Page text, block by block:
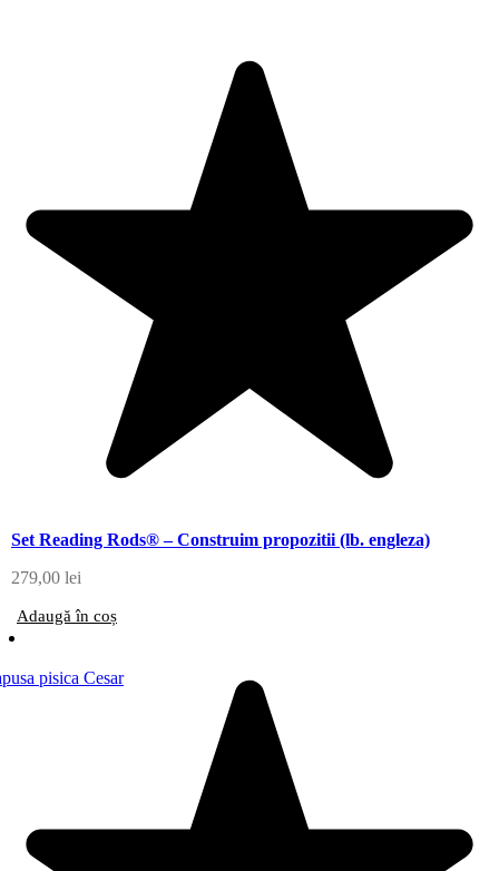
Set Reading Rods® – Construim propozitii (lb. engleza)
279,00 lei
Adaugă în coș